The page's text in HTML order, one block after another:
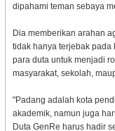
dipahami teman sebaya
Dia memberikan arahan
tidak hanya terjebak pada
para duta untuk menjadi
masyarakat, sekolah,
"Padang adalah kota
akademik, namun juga
Duta GenRe harus hadir